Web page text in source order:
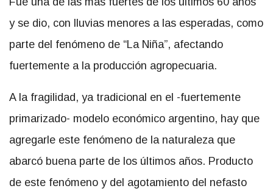
y se dio, con lluvias menores a las esperadas, como
parte del fenómeno de “La Niña”, afectando
fuertemente a la producción agropecuaria.
A la fragilidad, ya tradicional en el -fuertemente
primarizado- modelo económico argentino, hay que
agregarle este fenómeno de la naturaleza que
abarcó buena parte de los últimos años. Producto
de este fenómeno y del agotamiento del nefasto